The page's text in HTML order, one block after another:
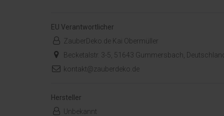
EU Verantwortlicher
ZauberDeko.de Kai Obermüller
Becketalstr. 3-5, 51643 Gummersbach,
kontakt@zauberdeko.de
Hersteller
Unbekannt